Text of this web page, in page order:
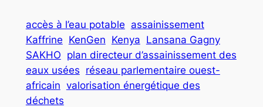
accès à l’eau potable assainissement
Kaffrine KenGen Kenya Lansana Gagny
SAKHO plan directeur d’assainissement des
eaux usées réseau parlementaire ouest-
africain valorisation énergétique des
déchets